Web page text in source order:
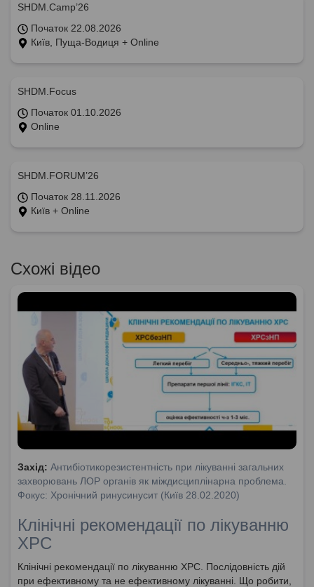
SHDM.Camp’26
Початок 22.08.2026
Київ, Пуща-Водиця + Online
SHDM.Focus
Початок 01.10.2026
Online
SHDM.FORUM’26
Початок 28.11.2026
Київ + Online
Схожі відео
Захід: Антибіотикорезистентність при лікуванні загальних
захворювань ЛОР органів як міждисциплінарна проблема.
Фокус: Хронічний ринусинусит (Київ 28.02.2020)
Клінічні рекомендації по лікуванню
ХРС
Клінічні рекомендації по лікуванню ХРС. Послідовність дій
при ефективному та не ефективному лікуванні. Що робити,